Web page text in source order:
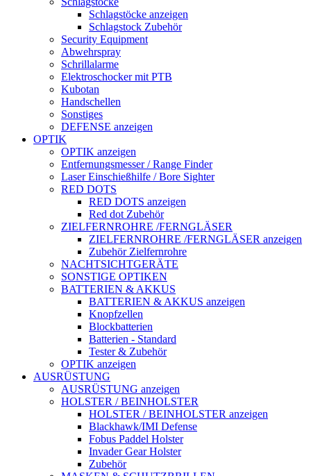
Schlagstöcke anzeigen
Schlagstock Zubehör
Security Equipment
Abwehrspray
Schrillalarme
Elektroschocker mit PTB
Kubotan
Handschellen
Sonstiges
DEFENSE anzeigen
OPTIK
OPTIK anzeigen
Entfernungsmesser / Range Finder
Laser Einschießhilfe / Bore Sighter
RED DOTS
RED DOTS anzeigen
Red dot Zubehör
ZIELFERNROHRE /FERNGLÄSER
ZIELFERNROHRE /FERNGLÄSER anzeigen
Zubehör Zielfernrohre
NACHTSICHTGERÄTE
SONSTIGE OPTIKEN
BATTERIEN & AKKUS
BATTERIEN & AKKUS anzeigen
Knopfzellen
Blockbatterien
Batterien - Standard
Tester & Zubehör
OPTIK anzeigen
AUSRÜSTUNG
AUSRÜSTUNG anzeigen
HOLSTER / BEINHOLSTER
HOLSTER / BEINHOLSTER anzeigen
Blackhawk/IMI Defense
Fobus Paddel Holster
Invader Gear Holster
Zubehör